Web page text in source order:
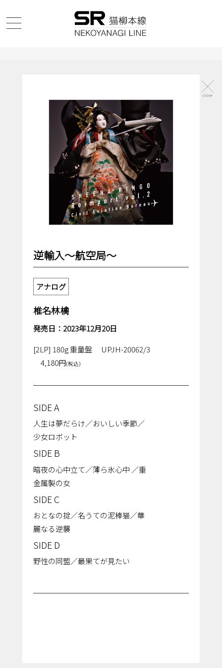
逆輸入～航空局～
アナログ
椎名林檎
発売日：2023年12月20日
[2LP] 180g 重量盤
UPJH-20062/3
4,180円(税込)
SIDE A
⼈⽣は夢だらけ／おいしい季節／
少⼥ロボット
SIDE B
暗夜の⼼中⽴て／薄ら氷⼼中 ／重
金属製の女
SIDE C
おとなの掟／名うての泥棒猫／華
麗なる逆襲
SIDE D
野性の同盟／最果てが⾒たい